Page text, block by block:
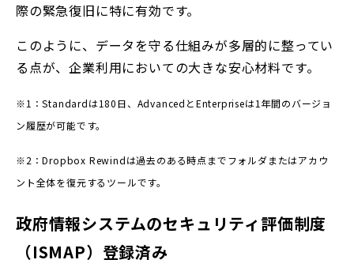
際の緊急復旧に特に有効です。
このように、データを守る仕組みが多層的に整ってい
る点が、企業利用においての大きな安心材料です。
※1：Standardは180日、AdvancedとEnterpriseは1年間のバージョ
ン履歴が可能です。
※2：Dropbox Rewindは過去のある時点までフォルダまたはアカウ
ント全体を復元するツールです。
政府情報システムのセキュリティ評価制度
（ISMAP）登録済み